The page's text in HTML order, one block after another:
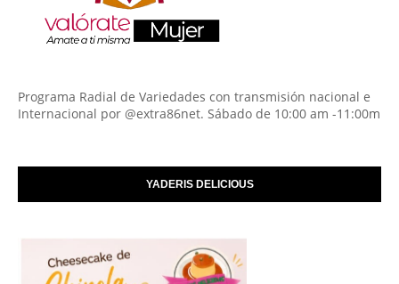
Programa Radial de Variedades con transmisión nacional e
Internacional por @extra86net. Sábado de 10:00 am -11:00m
YADERIS DELICIOUS